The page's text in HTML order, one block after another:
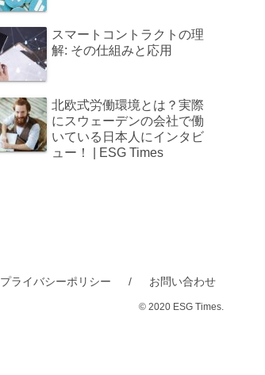
スマートコントラクトの理
解: その仕組みと応用
北欧式労働環境とは？実際
にスウェーデンの会社で働
いている日本人にインタビ
ュー！ | ESG Times
プライバシーポリシー お問い合わせ
© 2020 ESG Times.